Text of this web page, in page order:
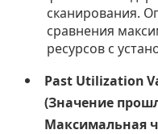
сканирования.
сравнения
ресурсов с
Past Utilization
(Значение
Максимальная